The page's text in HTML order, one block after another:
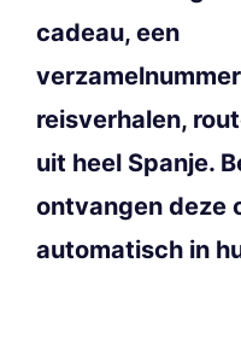
cadeau, een
reisverhalen,
uit heel Spanje.
ontvangen deze
automatisch in